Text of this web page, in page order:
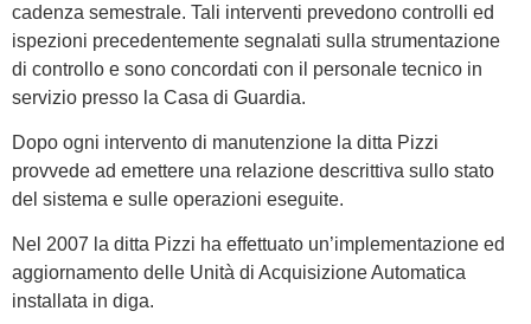
cadenza semestrale. Tali interventi prevedono controlli ed
ispezioni precedentemente segnalati sulla strumentazione
di controllo e sono concordati con il personale tecnico in
servizio presso la Casa di Guardia.
Dopo ogni intervento di manutenzione la ditta Pizzi
provvede ad emettere una relazione descrittiva sullo stato
del sistema e sulle operazioni eseguite.
Nel 2007 la ditta Pizzi ha effettuato un’implementazione ed
aggiornamento delle Unità di Acquisizione Automatica
installata in diga.